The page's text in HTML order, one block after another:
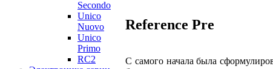
Secondo
Unico
Nuovo
Unico
Primo
RC2
Reference Pre
С самого начала была